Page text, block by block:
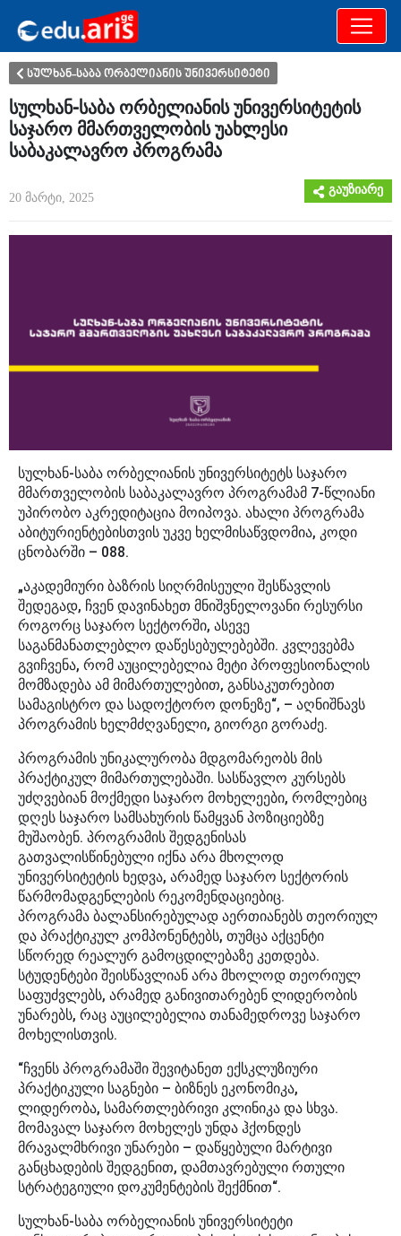
განათლება
სულხან-საბა ორბელიანის უნივერსიტეტი
სულხან-საბა ორბელიანის უნივერსიტეტის
საჯარო მმართველობის უახლესი
საბაკალავრო პროგრამა
20 მარტი, 2025
გაუზიარე
სულხან-საბა ორბელიანის უნივერსიტეტს საჯარო
მმართველობის საბაკალავრო პროგრამამ 7-წლიანი
უპირობო აკრედიტაცია მოიპოვა. ახალი პროგრამა
აბიტურიენტებისთვის უკვე ხელმისაწვდომია, კოდი
ცნობარში – 088.
„აკადემიური ბაზრის სიღრმისეული შესწავლის
შედეგად, ჩვენ დავინახეთ მნიშვნელოვანი რესურსი
როგორც საჯარო სექტორში, ასევე
საგანმანათლებლო დაწესებულებებში. კვლევებმა
გვიჩვენა, რომ აუცილებელია მეტი პროფესიონალის
მომზადება ამ მიმართულებით, განსაკუთრებით
სამაგისტრო და სადოქტორო დონეზე“, – აღნიშნავს
პროგრამის ხელმძღვანელი, გიორგი გორაძე.
პროგრამის უნიკალურობა მდგომარეობს მის
პრაქტიკულ მიმართულებაში. სასწავლო კურსებს
უძღვებიან მოქმედი საჯარო მოხელეები, რომლებიც
დღეს საჯარო სამსახურის წამყვან პოზიციებზე
მუშაობენ. პროგრამის შედგენისას
გათვალისწინებული იქნა არა მხოლოდ
უნივერსიტეტის ხედვა, არამედ საჯარო სექტორის
წარმომადგენლების რეკომენდაციებიც.
პროგრამა ბალანსირებულად აერთიანებს თეორიულ
და პრაქტიკულ კომპონენტებს, თუმცა აქცენტი
სწორედ რეალურ გამოცდილებაზე კეთდება.
სტუდენტები შეისწავლიან არა მხოლოდ თეორიულ
საფუძვლებს, არამედ განივითარებენ ლიდერობის
უნარებს, რაც აუცილებელია თანამედროვე საჯარო
მოხელისთვის.
“ჩვენს პროგრამაში შევიტანეთ ექსკლუზიური
პრაქტიკული საგნები – ბიზნეს ეკონომიკა,
ლიდერობა, სამართლებრივი კლინიკა და სხვა.
მომავალ საჯარო მოხელეს უნდა ჰქონდეს
მრავალმხრივი უნარები – დაწყებული მარტივი
განცხადების შედგენით, დამთავრებული რთული
სტრატეგიული დოკუმენტების შექმნით“.
სულხან-საბა ორბელიანის უნივერსიტეტი